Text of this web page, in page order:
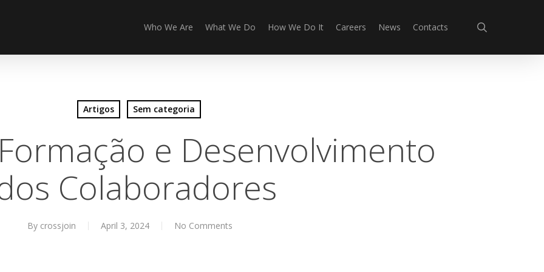
Who We Are What We Do How We Do It Careers News Contacts
Artigos Sem categoria
e Desenvolvimento
Colaboradores
By crossjoin April 3, 2024 No Comments